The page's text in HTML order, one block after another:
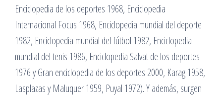
Enciclopedia de los deportes 1968, Enciclopedia
Internacional Focus 1968, Enciclopedia mundial del deporte
1982, Enciclopedia mundial del fútbol 1982, Enciclopedia
mundial del tenis 1986, Enciclopedia Salvat de los deportes
1976 y Gran enciclopedia de los deportes 2000, Karag 1958,
Lasplazas y Maluquer 1959, Puyal 1972). Y además, surgen